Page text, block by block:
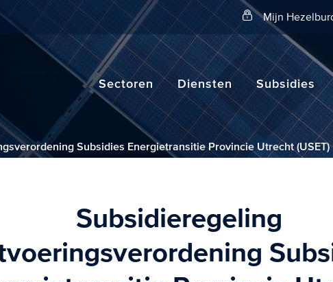
Mijn
Zoeken
Sectoren Diensten Subsidies
Subsidies Energietransitie Provincie Utrecht (USET)
Subsidieregeling